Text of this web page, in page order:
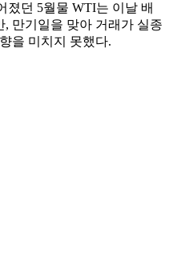
졌던 5월물 WTI는 이날 배
만기일을 맞아 거래가 실종
을 미치지 못했다.